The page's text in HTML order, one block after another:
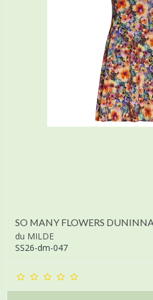
SO MANY FLOWERS
du MILDE
SS26-dm-047